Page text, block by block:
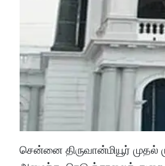
சென்னை திருவான்மியூர் முதல்